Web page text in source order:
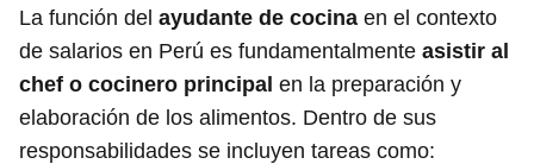
La función del ayudante de cocina en el contexto
de salarios en Perú es fundamentalmente asistir al
chef o cocinero principal en la preparación y
elaboración de los alimentos. Dentro de sus
responsabilidades se incluyen tareas como: